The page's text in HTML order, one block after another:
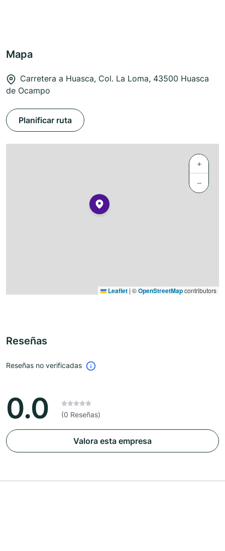
Mapa
Carretera a Huasca, Col. La Loma, 43500 Huasca
de Ocampo
Planificar ruta
+
−
Leaflet | ©OpenStreetMapcontributors
Reseñas
Reseñas no verificadas
0.0 (0 Reseñas)
Valora esta empresa